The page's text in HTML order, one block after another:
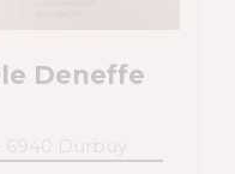
Deneffe